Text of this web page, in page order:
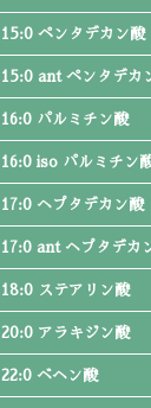
15:0 ペンタデカン酸
15:0 ant ペンタデカ
16:0 パルミチン酸
16:0 iso パルミチン
17:0 ヘプタデカン酸
17:0 ant ヘプタデカ
18:0 ステアリン酸
20:0 アラキジン酸
22:0 ベヘン酸